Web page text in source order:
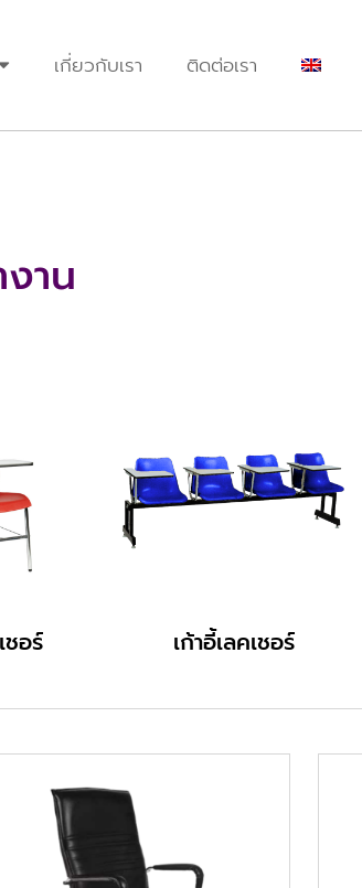
เกี่ยวกับเรา ติดต่อเรา
งาน
ชอร์ เก้าอี้เลคเชอร์